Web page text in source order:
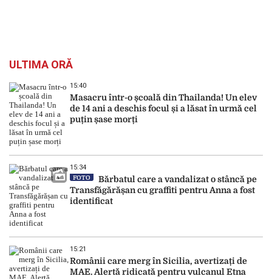
ULTIMA ORĂ
15:40
Masacru într-o școală din Thailanda! Un elev
de 14 ani a deschis focul și a lăsat în urmă cel
puțin șase morți
15:34
FOTO
Bărbatul care a vandalizat o stâncă pe
Transfăgărășan cu graffiti pentru Anna a fost
identificat
15:21
Românii care merg în Sicilia, avertizați de
MAE. Alertă ridicată pentru vulcanul Etna